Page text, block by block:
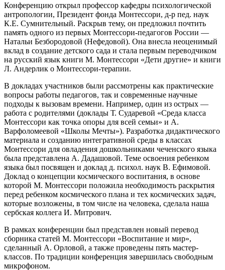
Конференцию открыл профессор кафедры психологической
антропологии, Президент фонда Монтессори, д-р пед. наук
К.Е. Сумнительный. Раскрыв тему, он предложил почтить
память одного из первых Монтессори-педагогов России —
Натальи Безбородовой (Нефедовой). Она внесла неоценимый
вклад в создание детского сада и стала первым переводчиком
на русский язык книги М. Монтессори «Дети другие» и книги
Л. Андерлик о Монтессори-терапии.
В докладах участников были рассмотрены как практические
вопросы работы педагогов, так и современные научные
подходы к вызовам времени. Например, один из острых —
работа с родителями (доклады Т. Сударевой «Среда класса
Монтессори как точка опоры для всей семьи» и А.
Варфоломеевой «Школы Мечты»). Разработка дидактического
материала и созданию интегративной среды в классах
Монтессори для овладения дошкольниками чеченского языка
была представлена А. Дадашовой. Теме освоения ребенком
языка был посвящен и доклад д. психол. наук В. Ефимовой.
Доклад о концепции космического воспитания, в основе
которой М. Монтессори положила необходимость раскрытия
перед ребенком космического плана и тех космических задач,
которые возложены, в том числе на человека, сделала наша
сербская коллега И. Митрович.
В рамках конференции был представлен новый перевод
сборника статей М. Монтессори «Воспитание и мир»,
сделанный А. Орловой, а также проведены пять мастер-
классов. По традиции конференция завершилась свободным
микрофоном.